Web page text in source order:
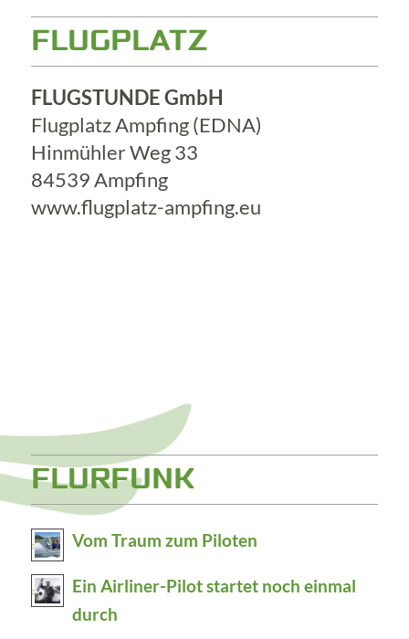
FLUGPLATZ
FLUGSTUNDE GmbH
Flugplatz Ampfing (EDNA)
Hinmühler Weg 33
84539 Ampfing
www.flugplatz-ampfing.eu
FLURFUNK
Vom Traum zum Piloten
Ein Airliner-Pilot startet noch einmal
durch